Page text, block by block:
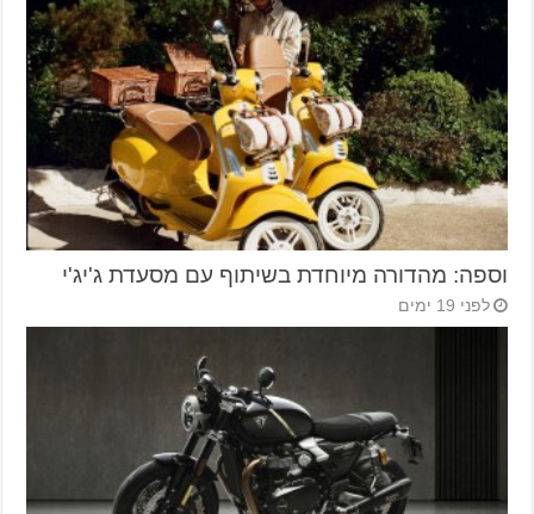
וספה: מהדורה מיוחדת בשיתוף עם מסעדת ג'יג'י
לפני 19 ימים